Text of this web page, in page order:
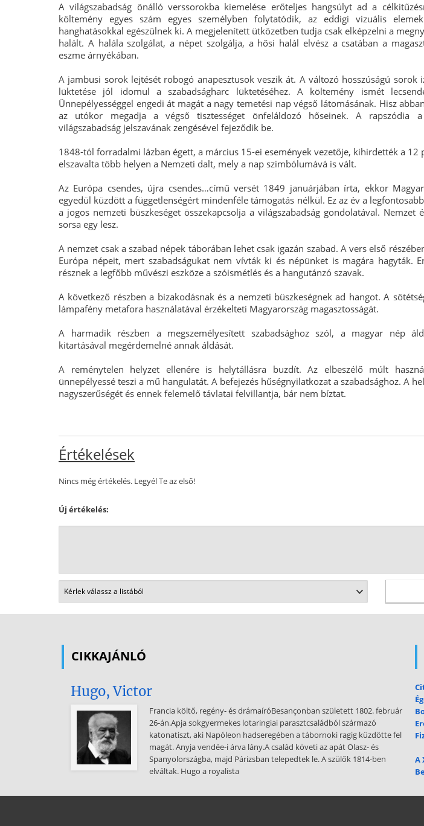
A világszabadság önálló verssorokba kiemelése erőteljes hangsúlyt ad a
költemény egyes szám egyes személyben folytatódik, az eddigi vizuális
hanghatásokkal egészülnek ki. A megjelenített ütközetben tudja csak elképzelni a
halált. A halála szolgálat, a népet szolgálja, a hősi halál elvész a csatában a
eszme árnyékában.
A jambusi sorok lejtését robogó anapesztusok veszik át. A változó hosszúságú sorok
lüktetése jól idomul a szabadságharc lüktetéséhez. A költemény ismét
Ünnepélyességgel engedi át magát a nagy temetési nap végső látomásának. Hisz
az utókor megadja a végső tisztességet önfeláldozó hőseinek. A rapszódia
világszabadság jelszavának zengésével fejeződik be.
1848-tól forradalmi lázban égett, a március 15-ei események vezetője, kihirdették a 12
elszavalta több helyen a Nemzeti dalt, mely a nap szimbólumává is vált.
Az Európa csendes, újra csendes…című versét 1849 januárjában írta, ekkor
egyedül küzdött a függetlenségért mindenféle támogatás nélkül. Ez az év a
a jogos nemzeti büszkeséget összekapcsolja a világszabadság gondolatával. Nemzet
sorsa egy lesz.
A nemzet csak a szabad népek táborában lehet csak igazán szabad. A vers első
Európa népeit, mert szabadságukat nem vívták ki és népünket is magára hagyták.
résznek a legfőbb művészi eszköze a szóismétlés és a hangutánzó szavak.
A következő részben a bizakodásnak és a nemzeti büszkeségnek ad hangot. A
lámpafény metafora használatával érzékelteti Magyarország magasztosságát.
A harmadik részben a megszemélyesített szabadsághoz szól, a magyar nép
kitartásával megérdemelné annak áldását.
A reménytelen helyzet ellenére is helytállásra buzdít. Az elbeszélő múlt
ünnepélyessé teszi a mű hangulatát. A befejezés hűségnyilatkozat a szabadsághoz. A
nagyszerűségét és ennek felemelő távlatai felvillantja, bár nem bíztat.
Értékelések
Nincs még értékelés. Legyél Te az első!
Új értékelés:
CIKKAJÁNLÓ
Hugo, Victor
Francia költő, regény- és drámaíróBesançonban született 1802. február
26-án.Apja sokgyermekes lotaringiai parasztcsaládból származó
katonatiszt, aki Napóleon hadseregében a tábornoki ragig küzdötte fel
magát. Anyja vendée-i árva lány.A család követi az apát Olasz- és
Spanyolországba, majd Párizsban telepedtek le. A szülők 1814-ben
elváltak. Hugo a royalista
A